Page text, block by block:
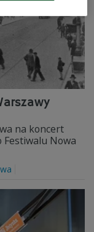
na koncert
Festiwalu Nowa